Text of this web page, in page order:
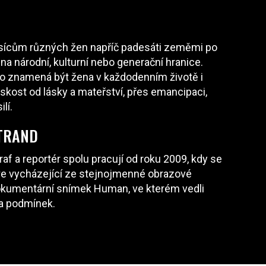
různých žen napříč padesáti zeměmi po
národní, kulturní nebo generační hranice.
znamená být žena v každodenním životě i
od lásky a mateřství, přes emancipaci,
a reportér spolu pracují od roku 2009, kdy se
vycházející ze stejnojmenné obrazové
snímek Human, ve kterém vedli
podmínek.